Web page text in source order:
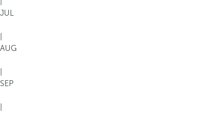
JUL
AUG
SEP